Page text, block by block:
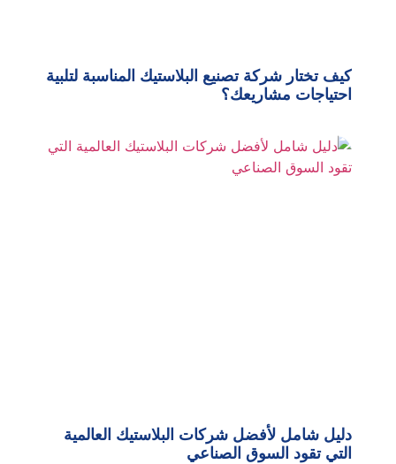
كيف تختار شركة تصنيع البلاستيك المناسبة لتلبية
احتياجات مشاريعك؟
دليل شامل لأفضل شركات البلاستيك العالمية
التي تقود السوق الصناعي